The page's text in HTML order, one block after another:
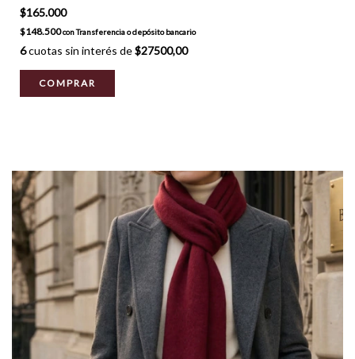
$165.000
$148.500conTransferencia o depósito bancario
6cuotas sin interés de$27500,00
COMPRAR